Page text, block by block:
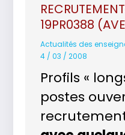
19PR0388
Actualités des
4 / 03 / 2008
Profils «
postes